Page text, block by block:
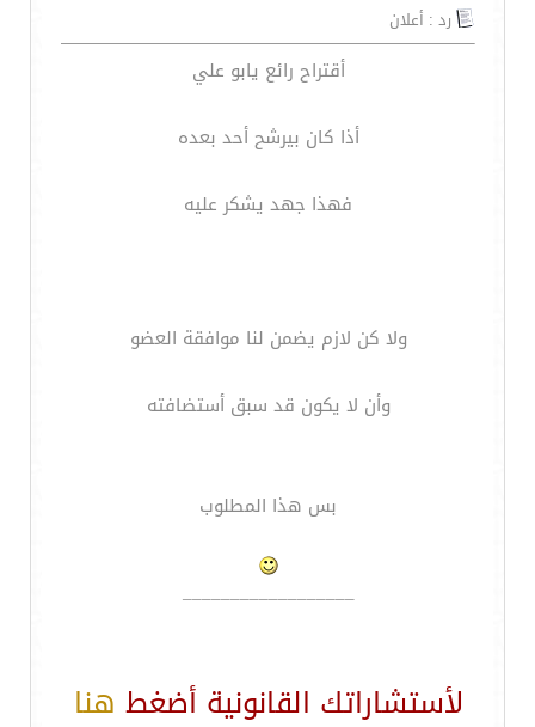
رد : أعلان
أقتراح رائع يابو علي
أذا كان بيرشح أحد بعده
فهذا جهد يشكر عليه
ولا كن لازم يضمن لنا موافقة العضو
وأن لا يكون قد سبق أستضافته
بس هذا المطلوب
__________________
لأستشاراتك القانونية أضغط هنا